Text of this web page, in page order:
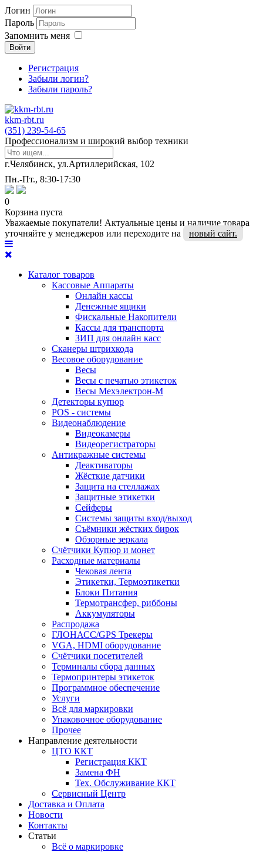
Логин
Пароль
Запомнить меня
Войти
Регистрация
Забыли логин?
Забыли пароль?
kkm-rbt.ru
(351) 239-54-65
Профессионализм и широкий выбор техники
г.Челябинск, ул.Артиллерийская, 102
Пн.-Пт., 8:30-17:30
0
Корзина пуста
Уважаемые покупатели! Актуальные цены и наличие товара
уточняйте у менеджеров или переходите на
новый сайт.
Каталог товаров
Кассовые Аппараты
Онлайн кассы
Денежные ящики
Фискальные Накопители
Кассы для транспорта
ЗИП для онлайн касс
Сканеры штрихкода
Весовое оборудование
Весы
Весы с печатью этикеток
Весы Мехэлектрон-М
Детекторы купюр
POS - системы
Видеонаблюдение
Видеокамеры
Видеорегистраторы
Антикражные системы
Деактиваторы
Жёсткие датчики
Защита на стеллажах
Защитные этикетки
Сейферы
Системы защиты вход/выход
Съёмники жёстких бирок
Обзорные зеркала
Счётчики Купюр и монет
Расходные материалы
Чековая лента
Этикетки, Термоэтикетки
Блоки Питания
Термотрансфер, риббоны
Аккумуляторы
Распродажа
ГЛОНАСС/GPS Трекеры
VGA, HDMI оборудование
Счётчики посетителей
Терминалы сбора данных
Термопринтеры этикеток
Программное обеспечение
Услуги
Всё для маркировки
Упаковочное оборудование
Прочее
Направление деятельности
ЦТО ККТ
Регистрация ККТ
Замена ФН
Тех. Обслуживание ККТ
Сервисный Центр
Доставка и Оплата
Новости
Контакты
Статьи
Всё о маркировке